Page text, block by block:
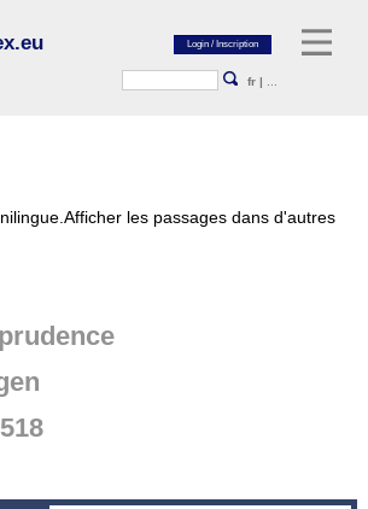
fr |
Afficher les passages dans d'autres